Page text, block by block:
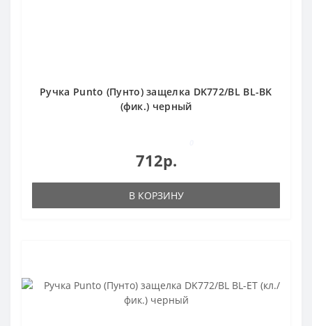
Ручка Punto (Пунто) защелка DK772/BL BL-BK
(фик.) черный
712р.
В КОРЗИНУ